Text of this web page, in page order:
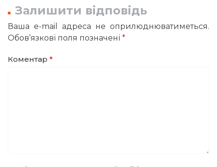
Залишити відповідь
Ваша e-mail адреса не оприлюднюватиметься.
Обов’язкові поля позначені *
Коментар *